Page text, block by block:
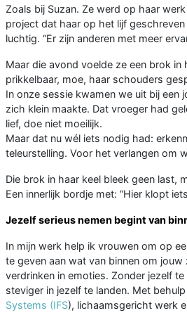
Zoals bij Suzan. Ze werd op haar
project dat haar op het lijf geschreven
luchtig. “Er zijn anderen met meer
Maar die avond voelde ze een brok in
prikkelbaar, moe, haar schouders
In onze sessie kwamen we uit bij een
zich klein maakte. Dat vroeger had
lief, doe niet moeilijk.
Maar dat nu wél iets nodig had:
teleurstelling. Voor het verlangen om
Die brok in haar keel bleek geen last,
Een innerlijk bordje met: “Hier klopt
Jezelf serieus nemen begint van
In mijn werk help ik vrouwen om op
te geven aan wat van binnen om
verdrinken in emoties. Zonder jezelf
steviger in jezelf te landen. Met
Systems (IFS), lichaamsgericht werk